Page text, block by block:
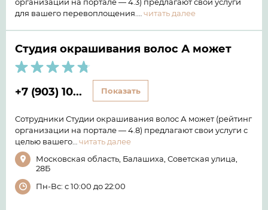
для вашего перевоплощения.… читать далее
Студия окрашивания волос А может
+7 (903) 10... Показать
Сотрудники Студии окрашивания волос А может (рейтинг
организации на портале — 4.8) предлагают свои услуги с
целью вашего… читать далее
Московская область, Балашиха, Советская улица,
28Б
Пн-Вс: с 10:00 до 22:00